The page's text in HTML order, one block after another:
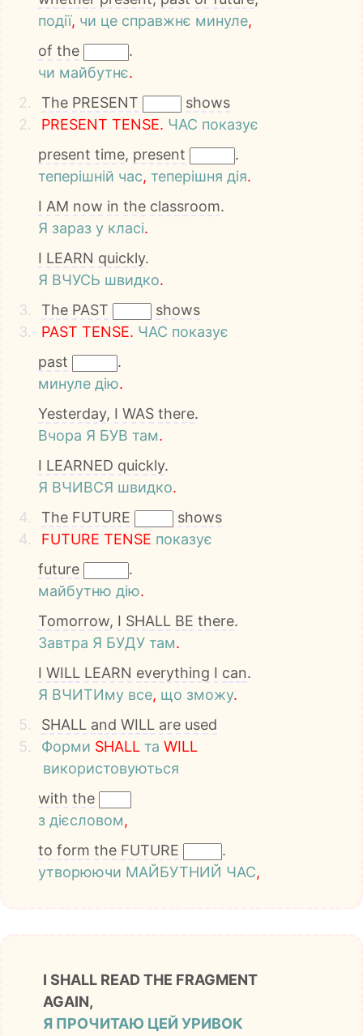
події, чи це справжнє минуле,
of the
.
чи майбутнє.
2.
The PRESENT
shows
2.
PRESENT TENSE. ЧАС показує
present time, present
.
теперішній час, теперішня дія.
I AM now in the classroom.
Я зараз у класі.
I LEARN quickly.
Я ВЧУСЬ швидко.
3.
The PAST
shows
3.
PAST TENSE. ЧАС показує
past
.
минуле дію.
Yesterday, I WAS there.
Вчора Я БУВ там.
I LEARNED quickly.
Я ВЧИВСЯ швидко.
4.
The FUTURE
shows
4.
FUTURE TENSE показує
future
.
майбутню дію.
Tomorrow, I SHALL BE there.
Завтра Я БУДУ там.
I WILL LEARN everything I can.
Я ВЧИТИму все, що зможу.
5.
SHALL and WILL are used
5.
Форми SHALL та WILL
використовуються
with the
з дієсловом,
to form the FUTURE
.
утворюючи МАЙБУТНИЙ ЧАС,
I SHALL READ THE FRAGMENT
AGAIN,
Я ПРОЧИТАЮ ЦЕЙ УРИВОК